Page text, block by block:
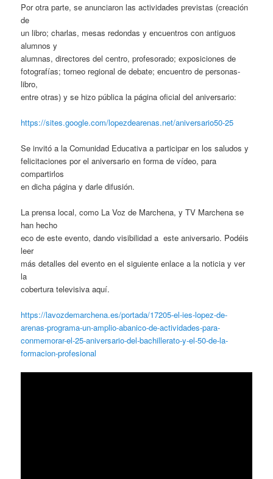
Por otra parte, se anunciaron las actividades previstas (creación
de
un libro; charlas, mesas redondas y encuentros con antiguos
alumnos y
alumnas, directores del centro, profesorado; exposiciones de
fotografías; torneo regional de debate; encuentro de personas-
libro,
entre otras) y se hizo pública la página oficial del aniversario:
https://sites.google.com/lopezdearenas.net/aniversario50-25
Se invitó a la Comunidad Educativa a participar en los saludos y
felicitaciones por el aniversario en forma de vídeo, para
compartirlos
en dicha página y darle difusión.
La prensa local, como La Voz de Marchena, y TV Marchena se
han hecho
eco de este evento, dando visibilidad a este aniversario. Podéis
leer
más detalles del evento en el siguiente enlace a la noticia y ver
la
cobertura televisiva aquí.
https://lavozdemarchena.es/portada/17205-el-ies-lopez-de-
arenas-programa-un-amplio-abanico-de-actividades-para-
conmemorar-el-25-aniversario-del-bachillerato-y-el-50-de-la-
formacion-profesional